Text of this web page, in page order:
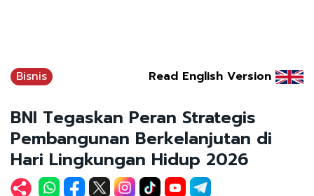
Bisnis Read English Version
BNI Tegaskan Peran Strategis
Pembangunan Berkelanjutan di
Hari Lingkungan Hidup 2026